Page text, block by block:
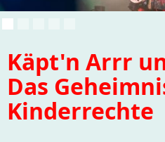
Käpt'n Arrr
Das
Kinderrechte